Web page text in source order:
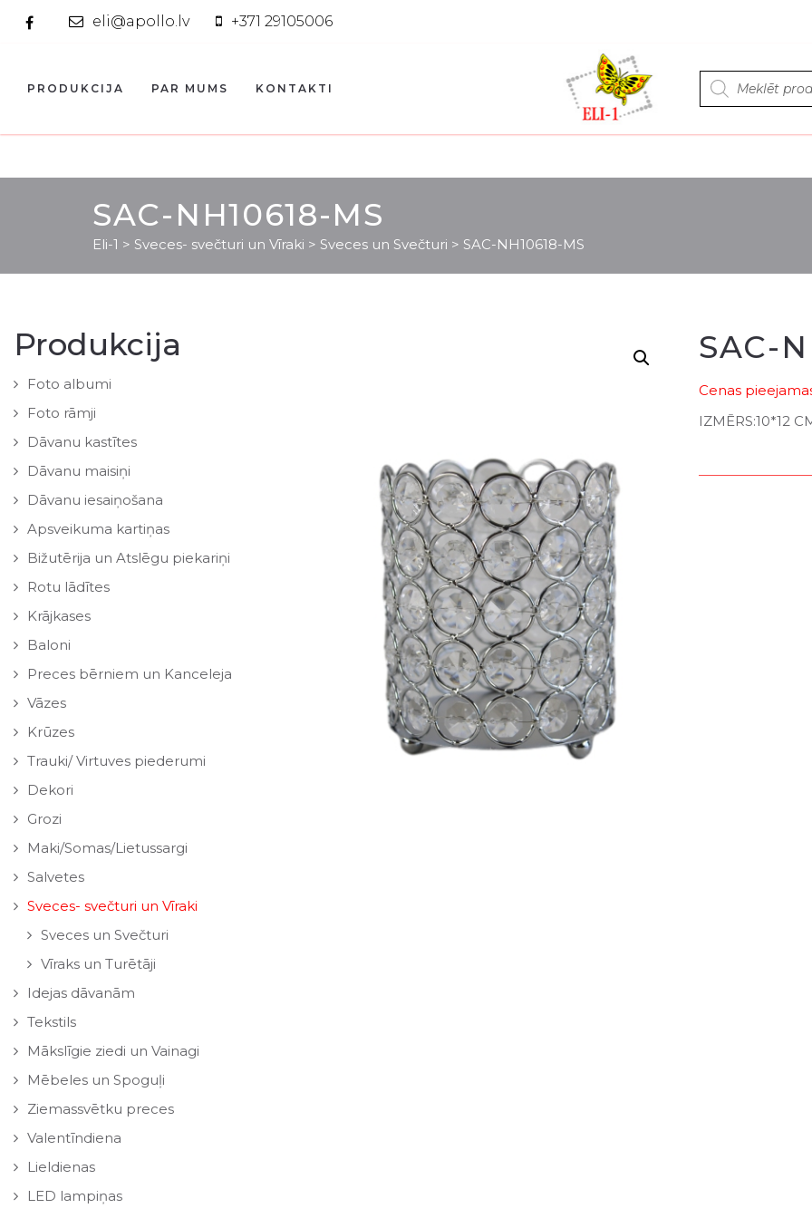
eli@apollo.lv +371 29105006
Products
search
PRODUKCIJA PAR MUMS KONTAKTI
SAC-NH10618-MS
Eli-1 > Sveces- svečturi un Vīraki > Sveces un Svečturi > SAC-NH10618-MS
Produkcija
Foto albumi
Foto rāmji
Dāvanu kastītes
Dāvanu maisiņi
Dāvanu iesaiņošana
Apsveikuma kartiņas
Bižutērija un Atslēgu piekariņi
Rotu lādītes
Krājkases
Baloni
Preces bērniem un Kanceleja
Vāzes
Krūzes
Trauki/ Virtuves piederumi
Dekori
Grozi
Maki/Somas/Lietussargi
Salvetes
Sveces- svečturi un Vīraki
Sveces un Svečturi
Vīraks un Turētāji
Idejas dāvanām
Tekstils
Mākslīgie ziedi un Vainagi
Mēbeles un Spoguļi
Ziemassvētku preces
Valentīndiena
Lieldienas
LED lampiņas
SAC-
Cenas
IZMĒRS:10*12